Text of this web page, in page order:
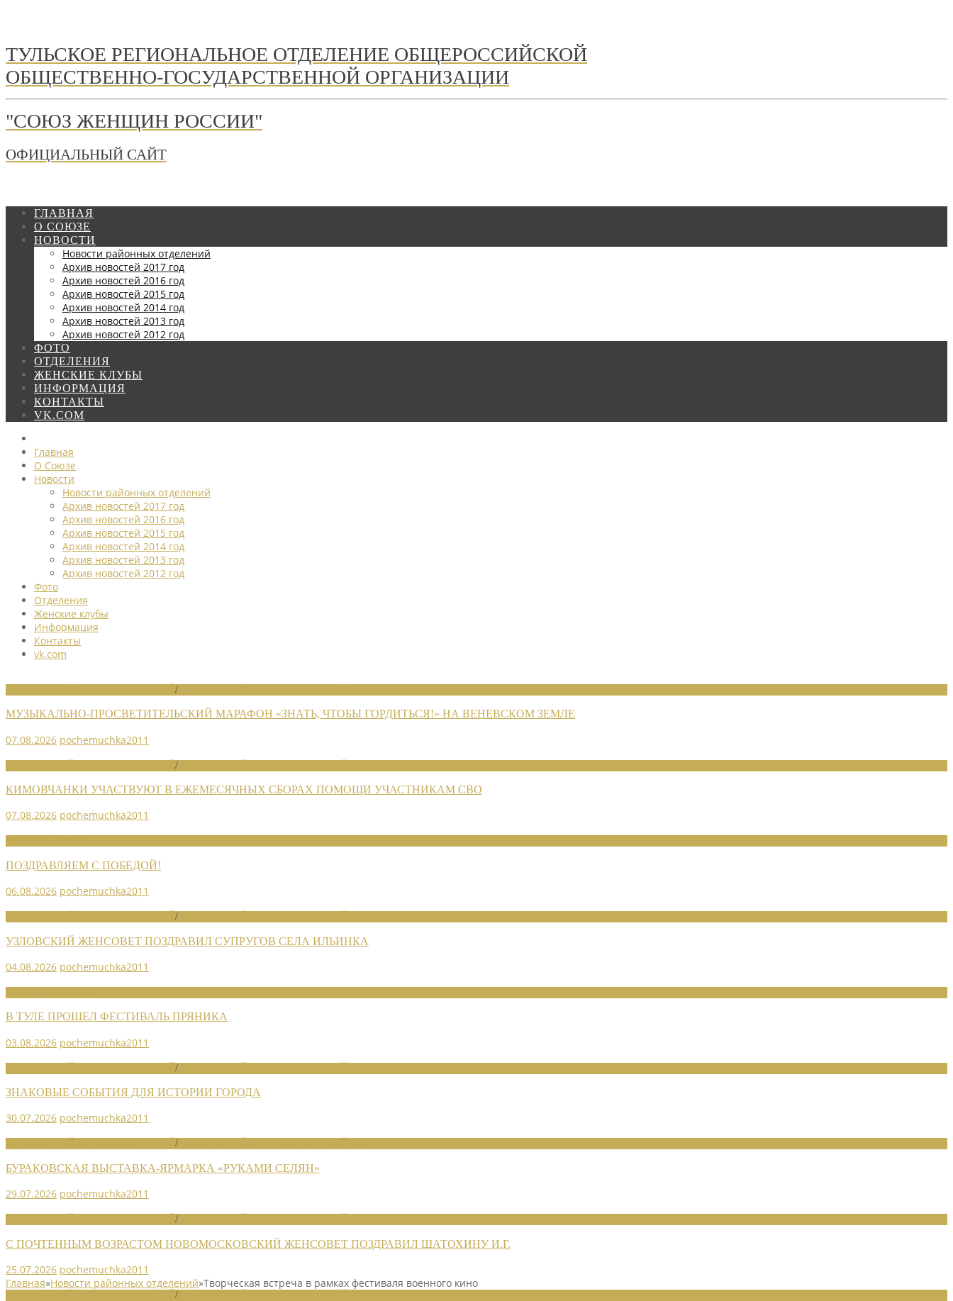
ТУЛЬСКОЕ РЕГИОНАЛЬНОЕ ОТДЕЛЕНИЕ ОБЩЕРОССИЙСКОЙ
ОБЩЕСТВЕННО-ГОСУДАРСТВЕННОЙ ОРГАНИЗАЦИИ
"СОЮЗ ЖЕНЩИН РОССИИ"
ОФИЦИАЛЬНЫЙ САЙТ
ГЛАВНАЯ
О СОЮЗЕ
НОВОСТИ
Новости районных отделений
Архив новостей 2017 год
Архив новостей 2016 год
Архив новостей 2015 год
Архив новостей 2014 год
Архив новостей 2013 год
Архив новостей 2012 год
ФОТО
ОТДЕЛЕНИЯ
ЖЕНСКИЕ КЛУБЫ
ИНФОРМАЦИЯ
КОНТАКТЫ
VK.COM
Главная
О Союзе
Новости
Новости районных отделений
Архив новостей 2017 год
Архив новостей 2016 год
Архив новостей 2015 год
Архив новостей 2014 год
Архив новостей 2013 год
Архив новостей 2012 год
Фото
Отделения
Женские клубы
Информация
Контакты
vk.com
/
МУЗЫКАЛЬНО-ПРОСВЕТИТЕЛЬСКИЙ МАРАФОН «ЗНАТЬ, ЧТОБЫ ГОРДИТЬСЯ!» НА ВЕНЕВСКОМ ЗЕМЛЕ
07.08.2026 pochemuchka2011
/
КИМОВЧАНКИ УЧАСТВУЮТ В ЕЖЕМЕСЯЧНЫХ СБОРАХ ПОМОЩИ УЧАСТНИКАМ СВО
07.08.2026 pochemuchka2011
ПОЗДРАВЛЯЕМ С ПОБЕДОЙ!
06.08.2026 pochemuchka2011
/
УЗЛОВСКИЙ ЖЕНСОВЕТ ПОЗДРАВИЛ СУПРУГОВ СЕЛА ИЛЬИНКА
04.08.2026 pochemuchka2011
В ТУЛЕ ПРОШЕЛ ФЕСТИВАЛЬ ПРЯНИКА
03.08.2026 pochemuchka2011
/
ЗНАКОВЫЕ СОБЫТИЯ ДЛЯ ИСТОРИИ ГОРОДА
30.07.2026 pochemuchka2011
/
БУРАКОВСКАЯ ВЫСТАВКА-ЯРМАРКА «РУКАМИ СЕЛЯН»
29.07.2026 pochemuchka2011
/
С ПОЧТЕННЫМ ВОЗРАСТОМ НОВОМОСКОВСКИЙ ЖЕНСОВЕТ ПОЗДРАВИЛ ШАТОХИНУ И.Г.
25.07.2026 pochemuchka2011
Главная»Новости районных отделений»Творческая встреча в рамках фестиваля военного кино
/